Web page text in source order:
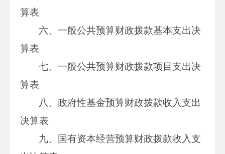
算表
六、一般公共预算财政拨款基本支出决
算表
七、一般公共预算财政拨款项目支出决
算表
八、政府性基金预算财政拨款收入支出
决算表
九、国有资本经营预算财政拨款收入支